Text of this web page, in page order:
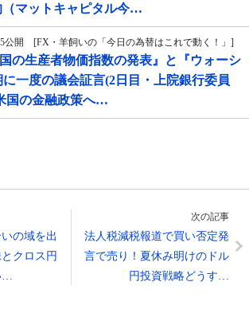
マットキャピタル今…
公開 [FX・羊飼いの「今日の為替はこれで動く！」]
の生産者物価指数の発表』と『ウォーシ
一度の議会証言(2日目・上院銀行委員
国の金融政策へ…
の域を出
クロス円
…
次の記事
法人税減税報道で買い否定発
言で売り！夏休み明けのドル
円投資戦略どうす…